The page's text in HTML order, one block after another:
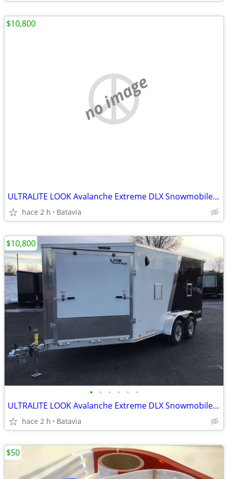
no image
ULTRALITE LOOK Avalanche Extreme DLX Snowmobile ATV Trailer 19ft
hace 2 h Batavia
$10,800
• • • • • •
ULTRALITE LOOK Avalanche Extreme DLX Snowmobile ATV Trailer 19ft
hace 2 h Batavia
$10,800
$50